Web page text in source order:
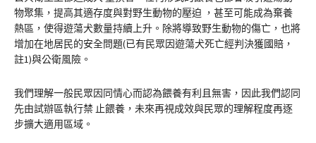
物聚集，提高其適存度與對野生動物的壓迫 ，甚至可能成為棄養
熱區，使得遊蕩犬數量持續上升。除將導致野生動物的傷亡，也將
增加在地居民的安全問題(已有民眾因遊蕩犬死亡經判決獲國賠，
註1)與公衛風險。
我們理解一般民眾因同情心而認為餵養有利且無害，因此我們認同
先由試辦區執行禁 止餵養，未來再視成效與民眾的理解程度再逐
步擴大適用區域。